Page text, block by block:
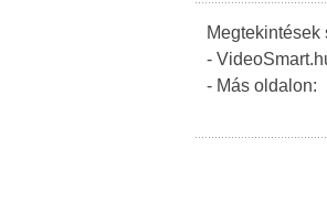
Megtekintések
-
- Más oldalon: